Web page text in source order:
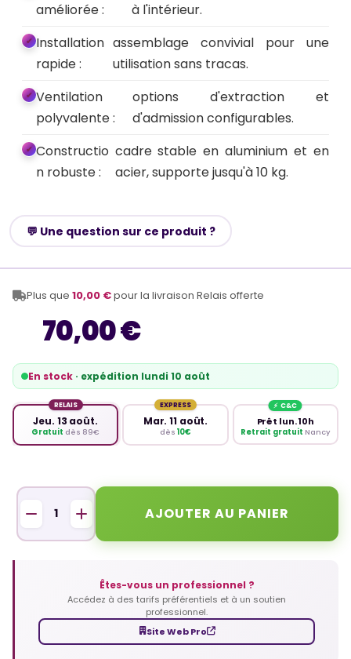
améliorée :
à l'intérieur.
Installation
rapide :
assemblage convivial pour une
utilisation sans tracas.
Ventilation
polyvalente :
options d'extraction et
d'admission configurables.
Constructio
n robuste :
cadre stable en aluminium et en
acier, supporte jusqu'à 10 kg.
💬 Une question sur ce produit ?
70,00 €
En stock · expédition lundi 10 août
RELAIS
Jeu. 13 août.
Gratuit dès 89€
EXPRESS
Mar. 11 août.
dès 10€
Prêt lun. 10h
Retrait gratuit Nancy
Plus que 10,00 €pour la livraison Relais offerte
AJOUTER AU PANIER
Êtes-vous un professionnel ?
Accédez à des tarifs préférentiels et à un soutien
professionnel.
Site Web Pro